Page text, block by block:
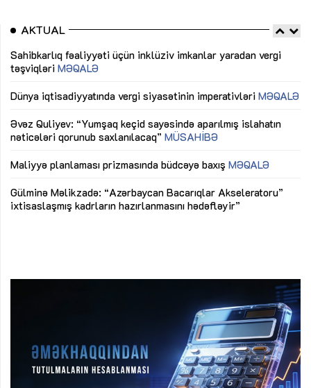
AKTUAL
Sahibkarlıq fəaliyyəti üçün inklüziv imkanlar yaradan vergi
təşviqləri MƏQALƏ
Dünya iqtisadiyyatında vergi siyasətinin imperativləri MƏQALƏ
Əvəz Quliyev: “Yumşaq keçid sayəsində aparılmış islahatın
nəticələri qorunub saxlanılacaq” MÜSAHİBƏ
Maliyyə planlaması prizmasında büdcəyə baxış MƏQALƏ
Gülminə Məlikzadə: “Azərbaycan Bacarıqlar Akseleratoru”
ixtisaslaşmış kadrların hazırlanmasını hədəfləyir”